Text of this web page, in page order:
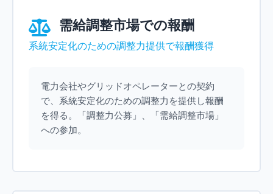
需給調整市場での報酬
系統安定化のための調整力提供で報酬獲得
電力会社やグリッドオペレーターとの契約
で、系統安定化のための調整力を提供し報酬
を得る。「調整力公募」、「需給調整市場」
への参加。